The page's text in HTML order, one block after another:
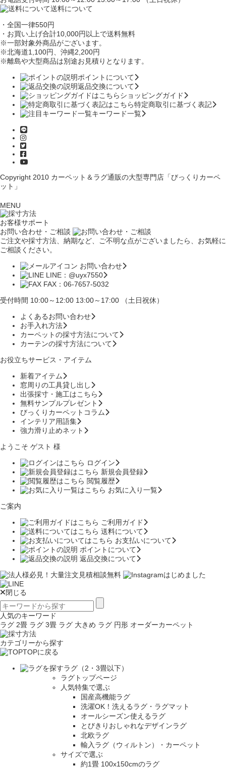
送料について
・全国一律550円
・お買い上げ合計10,000円 以上で送料無料
※一部対象外商品がございます。
※北海道1,100円、沖縄2,200円
※離島や大型商品は別途お見積りとなります。
ポイントについて
返品交換について
ショッピングガイド
特定商取引に基づく表記
キーワード一覧
Copyright 2010 カーペット＆ラグ通販の大型専門店「びっくりカーペ
ット」
MENU
お客様サポート
お問い合わせ・ご相談
ご注文や採寸方法、納期など、ご不明な点がございましたら、お気軽に
ご相談ください。
お問い合わせ
LINE：@uyx7550
FAX：06-7657-5032
受付時間 10:00～12:00 13:00～17:00 （土日祝休）
よくあるお問い合わせ
お手入れ方法
カーペットの採寸方法について
カーテンの採寸方法について
お役立ちサービス・アイテム
新着アイテム
窓周りの工具貸し出し
出張採寸・施工はこちら
無料サンプルプレゼント
びっくりカーペットコラム
インテリア用語集
強力滑り止めネット
ようこそ ゲスト 様
ログイン
新規会員登録
閲覧履歴
お気に入り一覧
ご案内
ご利用ガイド
送料について
お支払いについて
ポイントについて
返品交換について
閉じる
人気のキーワード
ラグ 2畳 ラグ 3畳 ラグ 大きめ ラグ 円形 オーダーカーペット
カテゴリーから探す
TOPに戻る
ラグ（2・3畳以下）
ラグトップページ
人気特集で選ぶ
国産高機能ラグ
洗濯OK！洗えるラグ・ラグマット
オールシーズン使えるラグ
とびきりおしゃれなデザインラグ
北欧ラグ
輸入ラグ（ウィルトン）・カーペット
サイズで選ぶ
約1畳 100x150cmのラグ